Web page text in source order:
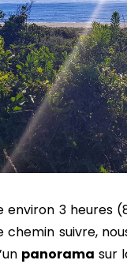
environ 3 heures
chemin suivre,
panorama sur